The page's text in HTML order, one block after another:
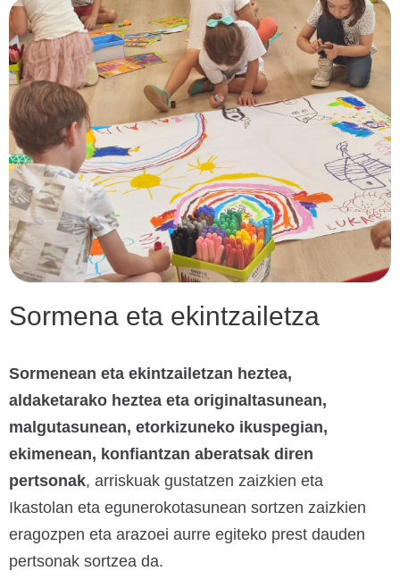
Sormena eta ekintzailetza
Sormenean eta ekintzailetzan heztea,
aldaketarako heztea eta originaltasunean,
malgutasunean, etorkizuneko ikuspegian,
ekimenean, konfiantzan aberatsak diren
pertsonak, arriskuak gustatzen zaizkien eta
Ikastolan eta egunerokotasunean sortzen zaizkien
eragozpen eta arazoei aurre egiteko prest dauden
pertsonak sortzea da.